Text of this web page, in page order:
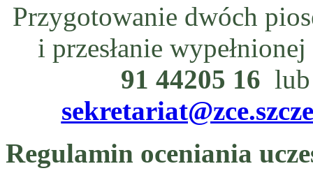
Przygotowanie dwóch
i przesłanie
91 44205 16
Regulamin oceniania